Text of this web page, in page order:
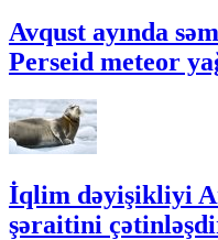
Avqust ayında
Perseid meteor
İqlim dəyişikliyi
şəraitini